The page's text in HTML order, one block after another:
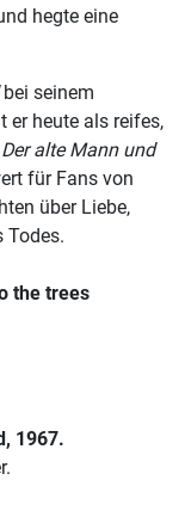
hegte eine
bei seinem
er heute als reifes,
Der alte Mann und
für Fans von
über Liebe,
Todes.
the trees
, 1967.